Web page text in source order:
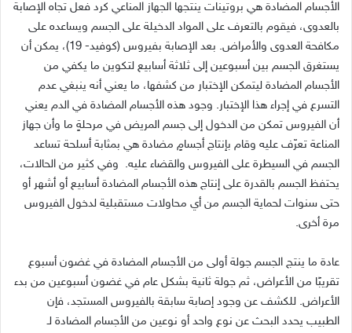
الأجسام المضادة هي بروتينات ينتجها الجهاز المناعي كرد فعل تجاه الإصابة
بالعدوى، فيقوم بالتعرف على المواد الدخيلة على الجسم ويساعده على
مكافحة العدوى والأمراض. بعد الإصابة بفيروس (كوفيد- 19)، يمكن أن
يستغرق الجسم بين أسبوعين إلى ثلاثة أسابيع لتكوين ما يكفي من
الأجسام المضادة ليتمكن الإختبار من كشفها، ما يعني أنه ينبغي عدم
التسرع في إجراء هذا الإختبار. وجود هذه الأجسام المضادة في الدم يعني
أن الفيروس تمكن من الدخول إلى جسم المريض في مرحلةٍ ما وأن جهاز
المناعة تعرّف عليه وقام بإنتاج أجسامٍ مضادة هي بمثابة أسلحة تساعد
الجسم في السيطرة على الفيروس والقضاء عليه. وفي كثير من الحالات،
يحتفظ الجسم بالقدرة على إنتاج هذه الأجسام المضادة أسابيع أو أشهر أو
حتى سنوات لحماية الجسم من أي محاولات مستقبلية لدخول الفيروس
مرة أخرى.
عادة ما ينتج الجسم جولة أولى من الأجسام المضادة في غضون أسبوع
تقريبًا من الأعراض، ثم جولة ثانية بشكل عام في غضون أسبوعين من بدء
الأعراض. للكشف عن وجود إصابة سابقة بالفيروس المستجد، فإن
الطبيب يحدد البحث عن نوع واحد أو نوعين من الأجسام المضادة لـ